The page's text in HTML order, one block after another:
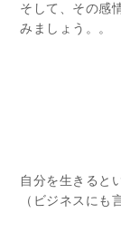
そして、その感
みましょう。。
自分を生きると
（ビジネスにも